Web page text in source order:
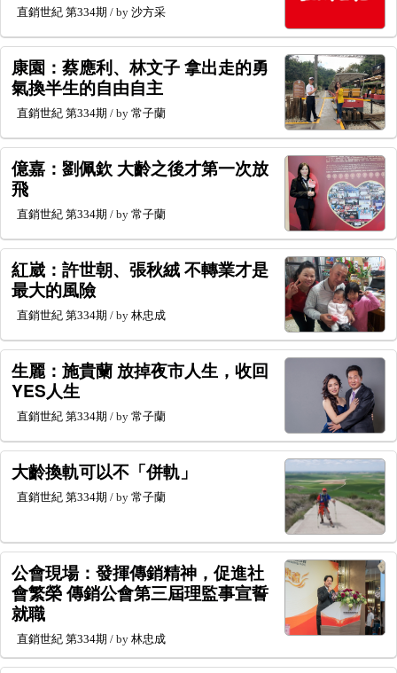
直銷世紀 第334期 / by 沙方采
康園：蔡應利、林文子 拿出走的勇
氣換半生的自由自主
直銷世紀 第334期 / by 常子蘭
億嘉：劉佩欽 大齡之後才第一次放
飛
直銷世紀 第334期 / by 常子蘭
紅崴：許世朝、張秋絨 不轉業才是
最大的風險
直銷世紀 第334期 / by 林忠成
生麗：施貴蘭 放掉夜市人生，收回
YES人生
直銷世紀 第334期 / by 常子蘭
大齡換軌可以不「併軌」
直銷世紀 第334期 / by 常子蘭
公會現場：發揮傳銷精神，促進社
會繁榮 傳銷公會第三屆理監事宣誓
就職
直銷世紀 第334期 / by 林忠成